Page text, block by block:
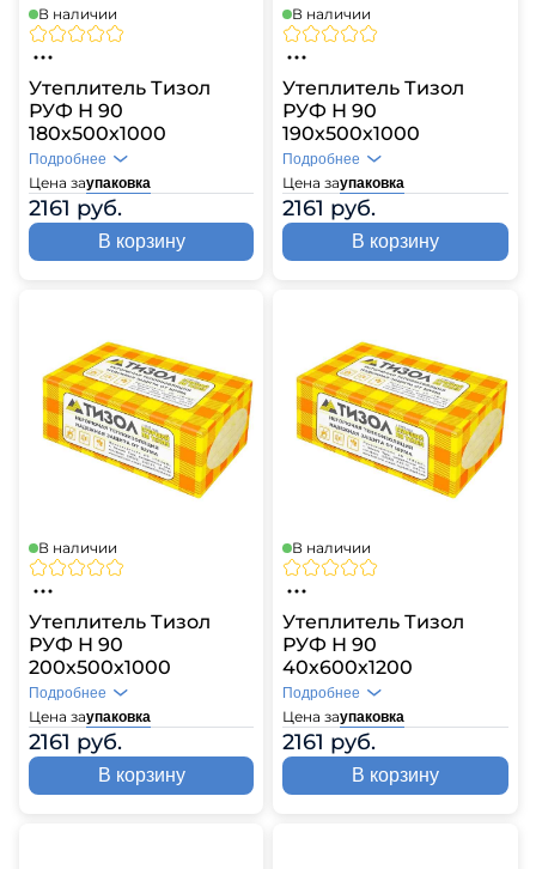
В наличии
Утеплитель Тизол
РУФ Н 90
180х500х1000
Цена заупаковка
2161 руб.
Подробнее
В корзину
В наличии
Утеплитель Тизол
РУФ Н 90
190х500х1000
Цена заупаковка
2161 руб.
Подробнее
В корзину
В наличии
Утеплитель Тизол
РУФ Н 90
200х500х1000
Цена заупаковка
2161 руб.
Подробнее
В корзину
В наличии
Утеплитель Тизол
РУФ Н 90
40х600х1200
Цена заупаковка
2161 руб.
Подробнее
В корзину